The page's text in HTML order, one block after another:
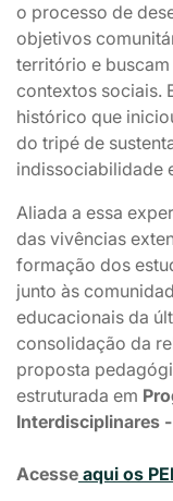
o processo de
objetivos
território e
contextos sociais.
histórico que
do tripé de
indissociabilidade
Aliada a essa
das vivências
formação dos
junto às
educacionais da
consolidação da
proposta
estruturada em
Interdisciplinares -
Acesse aqui os